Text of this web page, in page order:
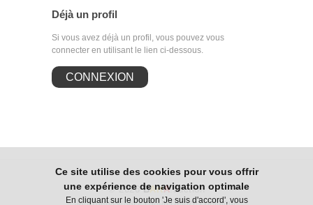
Déjà un profil
Si vous avez déjà un profil, vous pouvez vous
connecter en utilisant le lien ci-dessous.
CONNEXION
© 2026BArtA.auction
Jan Yoensstraat 2 | 9800 Deinze | Belgique
Ce site utilise des cookies pour vous offrir
une expérience de navigation optimale
En cliquant sur le bouton 'Je suis d'accord', vous